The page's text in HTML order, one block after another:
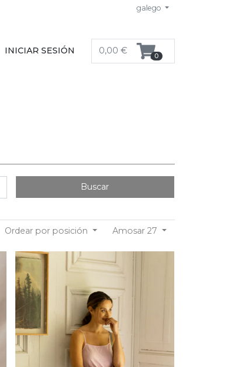
galego
INICIAR SESIÓN 0,00 € 0
Buscar
Amosar 27
Ordear por posición